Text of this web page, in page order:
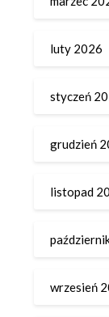
luty 2026
styczeń
grudzień
listopad
wrzesień